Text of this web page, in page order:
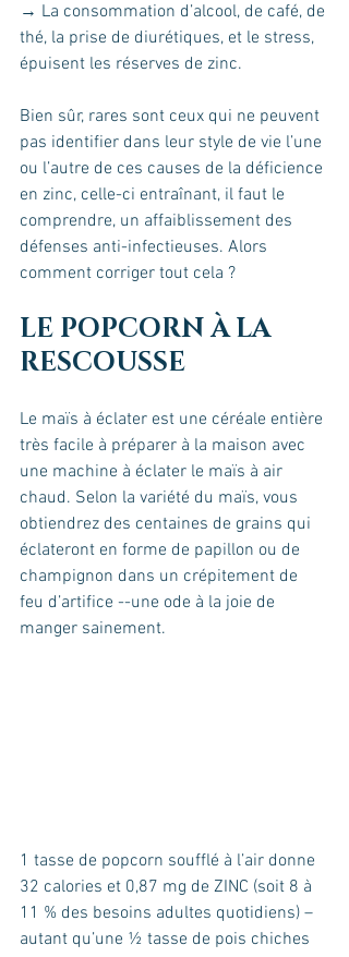
→ La consommation d’alcool, de café, de
thé, la prise de diurétiques, et le stress,
épuisent les réserves de zinc.
Bien sûr, rares sont ceux qui ne peuvent
pas identifier dans leur style de vie l’une
ou l’autre de ces causes de la déficience
en zinc, celle-ci entraînant, il faut le
comprendre, un affaiblissement des
défenses anti-infectieuses. Alors
comment corriger tout cela ?
LE POPCORN À LA
RESCOUSSE
Le maïs à éclater est une céréale entière
très facile à préparer à la maison avec
une machine à éclater le maïs à air
chaud. Selon la variété du maïs, vous
obtiendrez des centaines de grains qui
éclateront en forme de papillon ou de
champignon dans un crépitement de
feu d’artifice --une ode à la joie de
manger sainement.
1 tasse de popcorn soufflé à l’air donne
32 calories et 0,87 mg de ZINC (soit 8 à
11 % des besoins adultes quotidiens) –
autant qu’une ½ tasse de pois chiches